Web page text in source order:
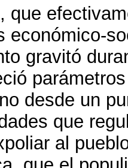
que
económico-
gravitó
desde un
que
al